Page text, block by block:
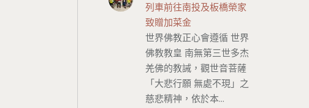
列車前往南投及板橋榮家
致贈加菜金
世界佛教正心會遵循 世界
佛教教皇 南無第三世多杰
羌佛的教誡，觀世音菩薩
「大悲行願 無處不現」之
慈悲精神，依於本...